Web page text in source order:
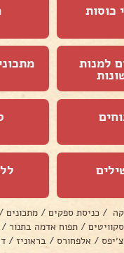
כוסות
למנות
/ כניסת ספקים / מתכונים /
/ תפוח אדמה בתנור /
/ אלפחורס / בראוניז /